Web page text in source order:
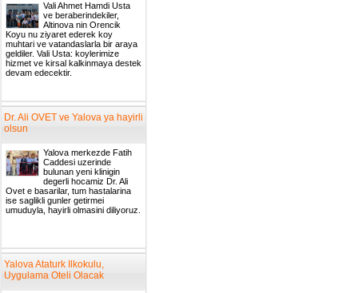
Vali Ahmet Hamdi Usta
ve beraberindekiler,
Altinova nin Orencik
Koyu nu ziyaret ederek koy
muhtari ve vatandaslarla bir araya
geldiler. Vali Usta: koylerimize
hizmet ve kirsal kalkinmaya destek
devam edecektir.
Dr. Ali OVET ve Yalova ya hayirli
olsun
Yalova merkezde Fatih
Caddesi uzerinde
bulunan yeni klinigin
degerli hocamiz Dr. Ali
Ovet e basarilar, tum hastalarina
ise saglikli gunler getirmei
umuduyla, hayirli olmasini diliyoruz.
Yalova Ataturk Ilkokulu,
Uygulama Oteli Olacak